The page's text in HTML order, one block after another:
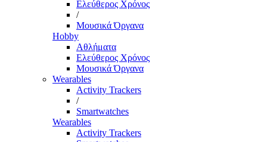
Ελεύθερος Χρόνος
/
Μουσικά Όργανα
Hobby
Αθλήματα
Ελεύθερος Χρόνος
Μουσικά Όργανα
Wearables
Activity Trackers
/
Smartwatches
Wearables
Activity Trackers